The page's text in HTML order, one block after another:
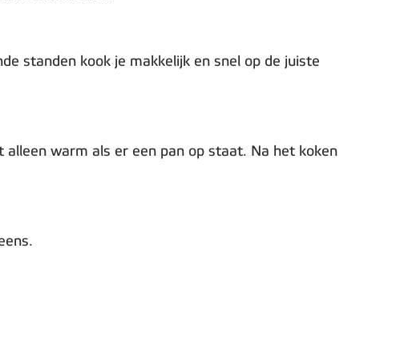
standen kook je makkelijk en snel op de juiste
warm als er een pan op staat. Na het koken